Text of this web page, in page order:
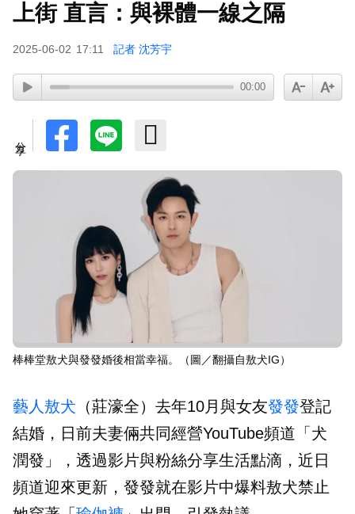
上街 直言：與裸體一線之隔
2025-06-02 17:11 記者 沈芳宇
00:00
棒棒堂敖犬與發發婚後相當幸福。（圖／翻攝自敖犬IG）
藝人敖犬 （莊濠全）去年10月與女友發發登記
結婚，日前夫妻倆共同經營YouTube頻道「犬
潤發」，透過影片與粉絲分享生活點滴，近日
頻道迎來更新，發發就在影片中爆料敖犬禁止